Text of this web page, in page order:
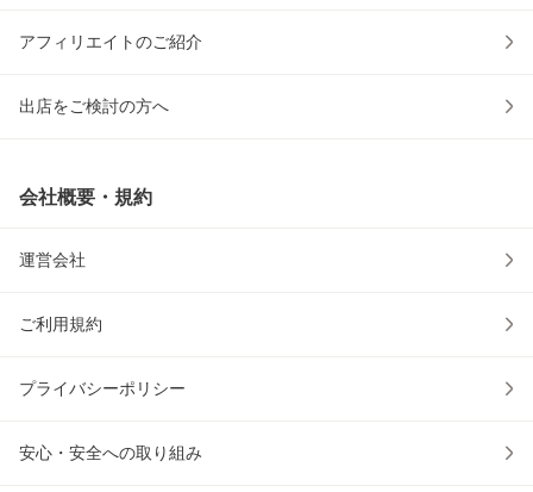
アフィリエイトのご紹介
出店をご検討の方へ
会社概要・規約
運営会社
ご利用規約
プライバシーポリシー
安心・安全への取り組み